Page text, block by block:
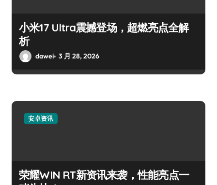
小米17 Ultra震撼登场，超燃亮点全解
析
dawei 3 月 28, 2026
安卓资讯
荣耀WIN RT新资讯来袭，性能亮点一